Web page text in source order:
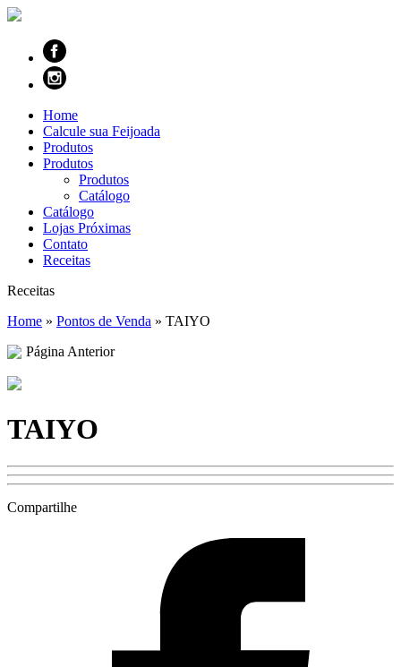
Home
Calcule sua Feijoada
Produtos
Produtos
Produtos
Catálogo
Catálogo
Lojas Próximas
Contato
Receitas
Receitas
Home » Pontos de Venda » TAIYO
Página Anterior
TAIYO
Compartilhe